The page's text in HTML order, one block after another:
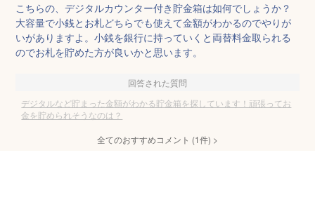
こちらの、デジタルカウンター付き貯金箱は如何でしょうか？
大容量で小銭とお札どちらでも使えて金額がわかるのでやりが
いがありますよ。小銭を銀行に持っていくと両替料金取られる
のでお札を貯めた方が良いかと思います。
回答された質問
デジタルなど貯まった金額がわかる貯金箱を探しています！頑張ってお
金を貯められそうなのは？
全てのおすすめコメント (1件) >